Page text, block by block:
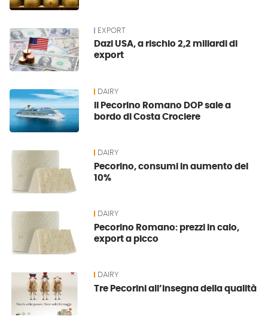
EXPORT
Dazi USA, a rischio 2,2 miliardi di
export
DAIRY
Il Pecorino Romano DOP sale a
bordo di Costa Crociere
DAIRY
Pecorino, consumi in aumento del
10%
DAIRY
Pecorino Romano: prezzi in calo,
export a picco
DAIRY
Tre Pecorini all’insegna della qualità